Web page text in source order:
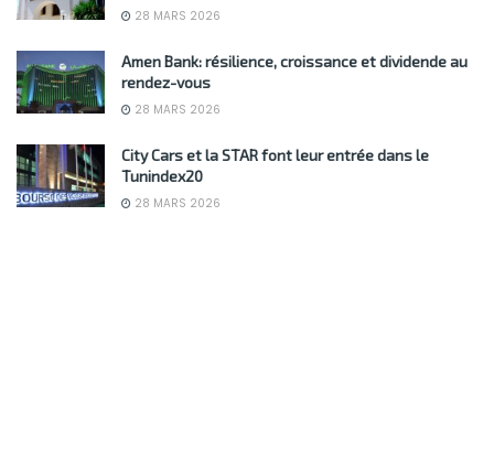
28 MARS 2026
Amen Bank: résilience, croissance et dividende au
rendez-vous
28 MARS 2026
City Cars et la STAR font leur entrée dans le
Tunindex20
28 MARS 2026